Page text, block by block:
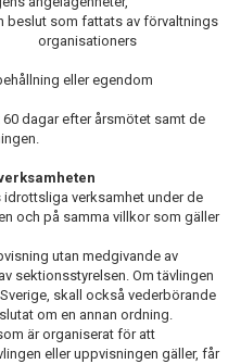
som fattats av förvaltnings
organisationers
eller egendom
dagar efter årsmötet samt de
verksamhet under de
och på samma villkor som gäller
utan medgivande av
sektionsstyrelsen. Om tävlingen
skall också vederbörande
om en annan ordning.
är organiserat för att
eller uppvisningen gäller, får